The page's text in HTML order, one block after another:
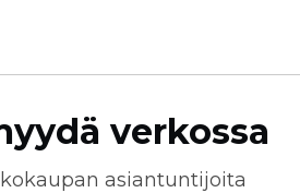
verkossa
asiantuntijoita